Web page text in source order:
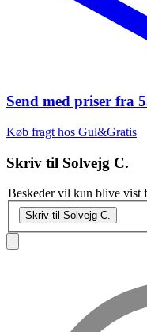
Send med priser fra
Køb fragt hos Gul&Gratis
Skriv til Solvejg C.
Beskeder vil kun blive vist
Skriv til Solvejg C.